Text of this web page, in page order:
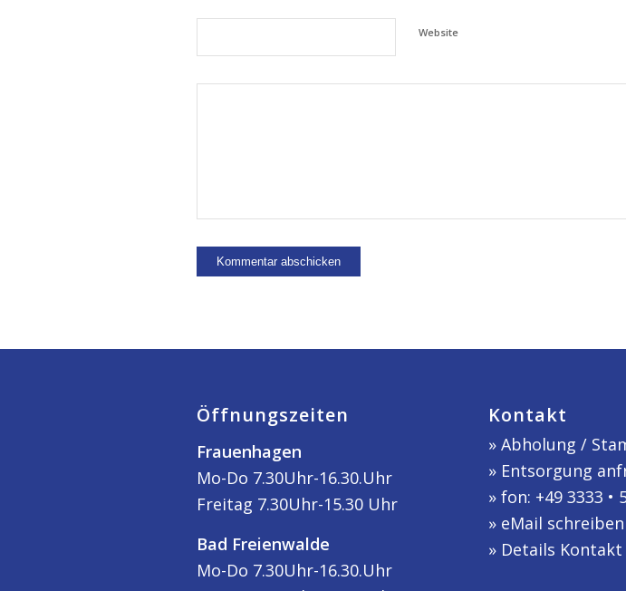
Website
Öffnungszeiten
Frauenhagen
Mo-Do 7.30Uhr-16.30.Uhr
Freitag 7.30Uhr-15.30 Uhr
Bad Freienwalde
Mo-Do 7.30Uhr-16.30.Uhr
Kontakt
» Abholung /
» Entsorgung
» fon: +49 3333 •
» eMail schreiben
» Details Kontakt